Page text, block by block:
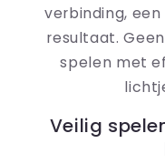
verbinding,
resultaat.
spelen met
Veilig